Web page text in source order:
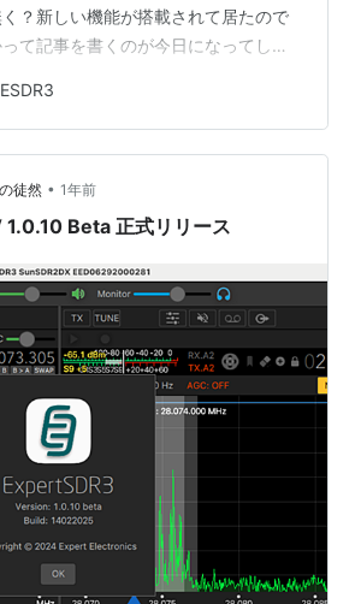
？新しい機能が搭載されて居たので
て記事を書くのが今日になってしま
B.M(バンドマネージャ）等のフ
て居る為に現状のファイルを削除し
要がある。従って現在の設定につい
バックアップ手段を講じておいた方
ースノートから 今回、MB1のフロ…
ESDR3
徒然 • 1年前
Beta 正式リリース